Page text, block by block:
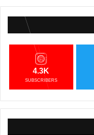
4.3K
SUBSCRIBERS